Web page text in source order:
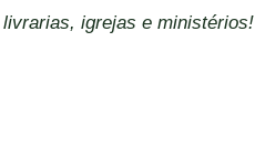
igrejas e ministérios!